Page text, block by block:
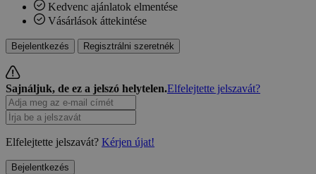
Kedvenc ajánlatok elmentése
Vásárlások áttekintése
Bejelentkezés Regisztrálni szeretnék
Sajnáljuk, de ez a jelszó helytelen.Elfelejtette jelszavát?
Elfelejtette jelszavát? Kérjen újat!
Bejelentkezés